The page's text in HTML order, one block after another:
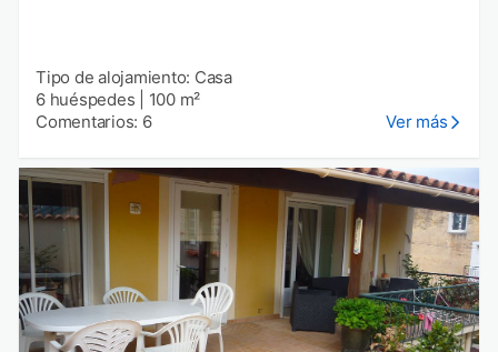
Tipo de alojamiento: Casa
6 huéspedes
100 m²
Comentarios: 6
Ver más